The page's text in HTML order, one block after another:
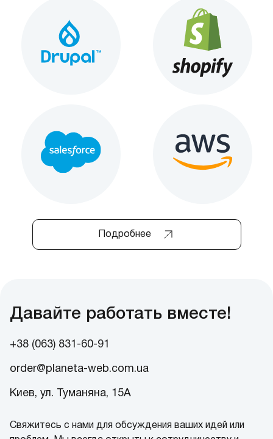
Подробнее
Давайте работать вместе!
+38 (063) 831-60-91
order@planeta-web.com.ua
Киев, ул. Туманяна, 15А
Свяжитесь с нами для обсуждения ваших идей или